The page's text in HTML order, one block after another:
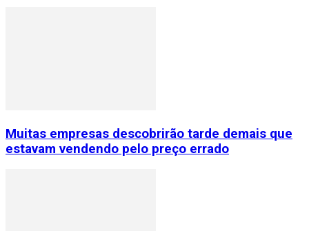
Muitas empresas descobrirão tarde demais que
estavam vendendo pelo preço errado